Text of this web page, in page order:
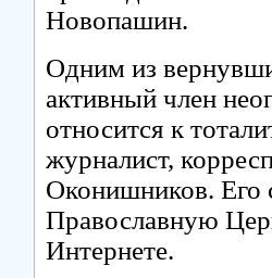
Новопашин.
Одним из
активный член
относится к
журналист,
Оконишников. Его
Православную
Интернете.